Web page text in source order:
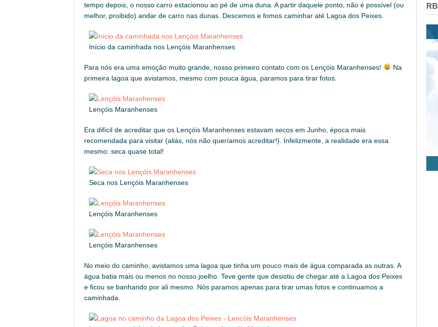
tempo depois, o nosso carro estacionou ao pé de uma duna. A partir daquele ponto, não é possível (ou
melhor, proibido) andar de carro nas dunas. Descemos e fomos caminhar até Lagoa dos Peixes.
Início da caminhada nos Lençóis Maranhenses
Para nós era uma emoção muito grande, nosso primeiro contato com os Lençóis Maranhenses!
Na
primeira lagoa que avistamos, mesmo com pouca água, paramos para tirar fotos.
Lençóis Maranhenses
Era difícil de acreditar que os Lençóis Maranhenses estavam secos em Junho, época mais
recomendada para visitar (aliás, nós não queríamos acreditar!). Infelizmente, a realidade era essa
mesmo: seca quase total!
Seca nos Lençóis Maranhenses
Lençóis Maranhenses
Lençóis Maranhenses
No meio do caminho, avistamos uma lagoa que tinha um pouco mais de água comparada as outras. A
água batia mais ou menos no nosso joelho. Teve gente que desistiu de chegar até a Lagoa dos Peixes
e ficou se banhando por ali mesmo. Nós paramos apenas para tirar umas fotos e continuamos a
caminhada.